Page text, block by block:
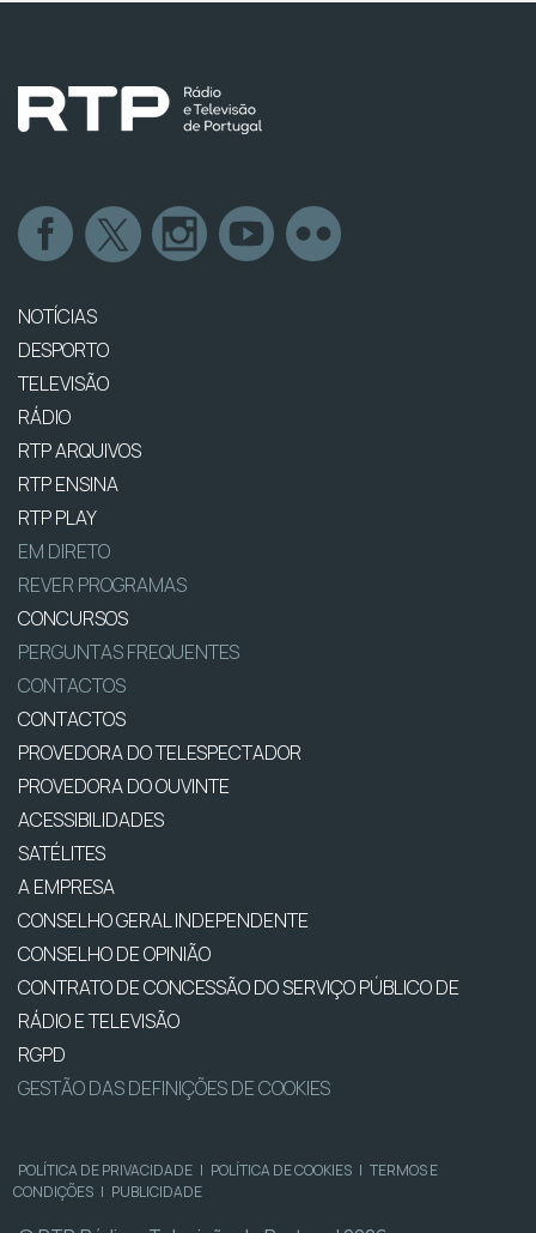
NOTÍCIAS
DESPORTO
TELEVISÃO
RÁDIO
RTP ARQUIVOS
RTP ENSINA
RTP PLAY
EM DIRETO
REVER PROGRAMAS
CONCURSOS
PERGUNTAS FREQUENTES
CONTACTOS
CONTACTOS
PROVEDORA DO TELESPECTADOR
PROVEDORA DO OUVINTE
ACESSIBILIDADES
SATÉLITES
A EMPRESA
CONSELHO GERAL INDEPENDENTE
CONSELHO DE OPINIÃO
CONTRATO DE CONCESSÃO DO SERVIÇO PÚBLICO DE
RÁDIO E TELEVISÃO
RGPD
GESTÃO DAS DEFINIÇÕES DE COOKIES
POLÍTICA DE PRIVACIDADE | POLÍTICA DE COOKIES | TERMOS E
CONDIÇÕES | PUBLICIDADE